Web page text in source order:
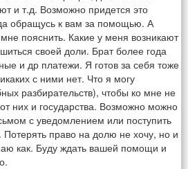
и т.д. Возможно придется это
обращусь к вам за помощью. А
пояснить. Какие у меня возникают
своей доли. Брат более года
и др платежи. Я готов за себя тоже
с ними нет. Что я могу
разбирательств), чтобы ко мне не
них и государства. Возможно можно
с уведомлением или поступить
право на долю не хочу, но и
как. Буду ждать вашей помощи и